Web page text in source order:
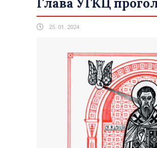
Глава УГКЦ
25. 01. 2024